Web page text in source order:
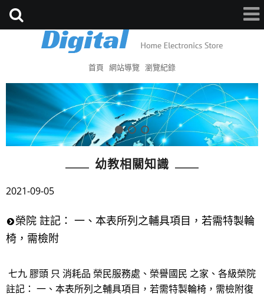
首頁 網站導覽 瀏覽紀錄
幼教相關知識
2021-09-05
榮院 註記： 一、本表所列之輔具項目，若需特製輪
椅，需檢附
七九 膠頭 只 消耗品 榮民服務處、榮譽國民 之家、各級榮院
註記： 一、本表所列之輔具項目，若需特製輪椅，需檢附復